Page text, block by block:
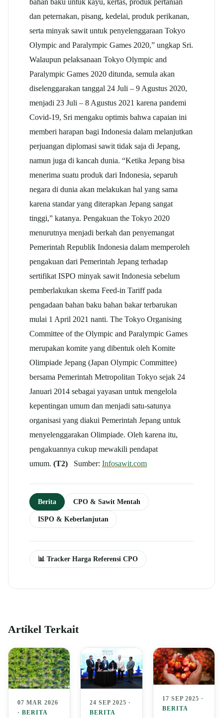
dan peternakan, pisang, kedelai, produk perikanan,
serta minyak sawit untuk penyelenggaraan Tokyo
Olympic and Paralympic Games 2020,” ungkap Sri.
Walaupun pelaksanaan Tokyo Olympic and
Paralympic Games 2020 ditunda, semula akan
diselenggarakan tanggal 24 Juli – 9 Agustus 2020,
menjadi 23 Juli – 8 Agustus 2021 karena pandemi
Covid-19, Sri mengaku optimis bahwa capaian ini
memberi harapan bagi Indonesia dalam melanjutkan
perjuangan diplomasi sawit tidak saja di Jepang,
namun juga di kancah dunia. “Ketika Jepang bisa
menerima suatu produk dari Indonesia, separuh
negara di dunia akan melakukan hal yang sama
karena standar yang diterapkan Jepang sangat
tinggi,” katanya. Pengakuan the Tokyo 2020
menurutnya menjadi berkah dan penyemangat
Pemerintah Republik Indonesia dalam memperoleh
pengakuan dari Pemerintah Jepang terhadap
sertifikat ISPO minyak sawit Indonesia sebelum
pemberlakukan skema Feed-in Tariff pada
pengadaan bahan baku bahan bakar terbarukan
mulai 1 April 2021 nanti. The Tokyo Organising
Committee of the Olympic and Paralympic Games
merupakan komite yang dibentuk oleh Komite
Olimpiade Jepang (Japan Olympic Committee)
bersama Pemerintah Metropolitan Tokyo sejak 24
Januari 2014 sebagai yayasan untuk mengelola
kepentingan umum dan menjadi satu-satunya
organisasi yang diakui Pemerintah Jepang untuk
menyelenggarakan Olimpiade. Oleh karena itu,
pengakuannya cukup mewakili pendapat
umum. (T2) Sumber: Infosawit.com
Berita CPO & Sawit Mentah
ISPO & Keberlanjutan
📊 Tracker Harga Referensi CPO
Artikel Terkait
07 MAR 2026
· BERITA
24 SEP 2025 ·
BERITA
17 SEP 2025 ·
BERITA